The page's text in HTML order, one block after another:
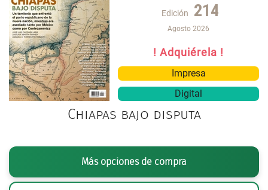
Edición 214
Agosto 2026
! Adquiérela !
Impresa
Digital
Chiapas bajo disputa
Más opciones de compra